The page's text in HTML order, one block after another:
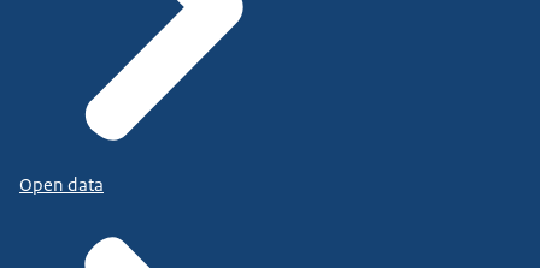
Open data